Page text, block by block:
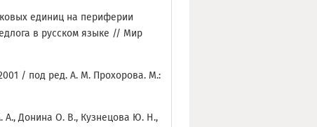
единиц на периферии
в русском языке // Мир
/ под ред. А. М. Прохорова. М.:
А., Донина О. В., Кузнецова Ю. Н.,